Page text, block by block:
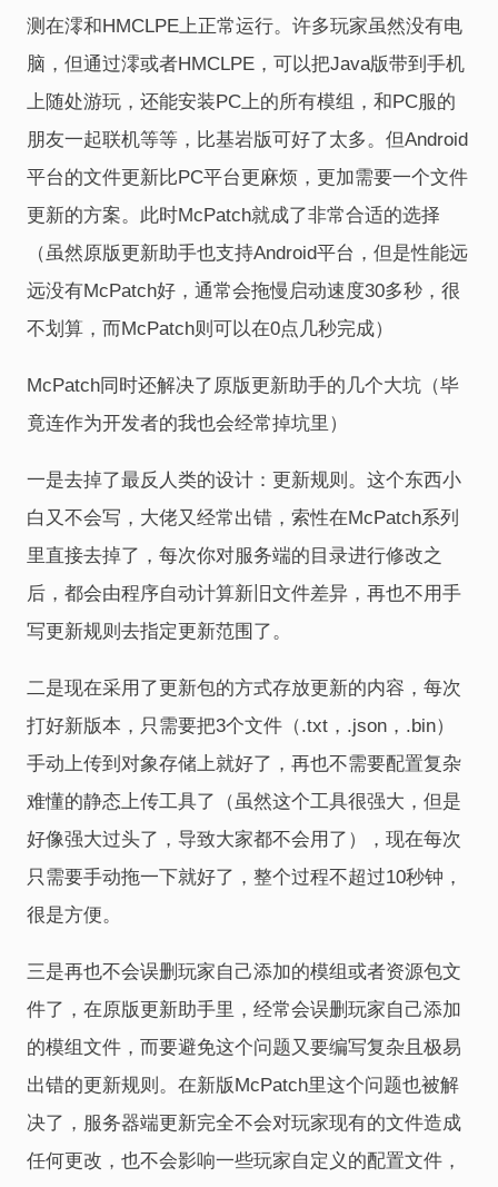
测在澪和HMCLPE上正常运行。许多玩家虽然没有电
脑，但通过澪或者HMCLPE，可以把Java版带到手机
上随处游玩，还能安装PC上的所有模组，和PC服的
朋友一起联机等等，比基岩版可好了太多。但Android
平台的文件更新比PC平台更麻烦，更加需要一个文件
更新的方案。此时McPatch就成了非常合适的选择
（虽然原版更新助手也支持Android平台，但是性能远
远没有McPatch好，通常会拖慢启动速度30多秒，很
不划算，而McPatch则可以在0点几秒完成）
McPatch同时还解决了原版更新助手的几个大坑（毕
竟连作为开发者的我也会经常掉坑里）
一是去掉了最反人类的设计：更新规则。这个东西小
白又不会写，大佬又经常出错，索性在McPatch系列
里直接去掉了，每次你对服务端的目录进行修改之
后，都会由程序自动计算新旧文件差异，再也不用手
写更新规则去指定更新范围了。
二是现在采用了更新包的方式存放更新的内容，每次
打好新版本，只需要把3个文件（.txt，.json，.bin）
手动上传到对象存储上就好了，再也不需要配置复杂
难懂的静态上传工具了（虽然这个工具很强大，但是
好像强大过头了，导致大家都不会用了），现在每次
只需要手动拖一下就好了，整个过程不超过10秒钟，
很是方便。
三是再也不会误删玩家自己添加的模组或者资源包文
件了，在原版更新助手里，经常会误删玩家自己添加
的模组文件，而要避免这个问题又要编写复杂且极易
出错的更新规则。在新版McPatch里这个问题也被解
决了，服务器端更新完全不会对玩家现有的文件造成
任何更改，也不会影响一些玩家自定义的配置文件，